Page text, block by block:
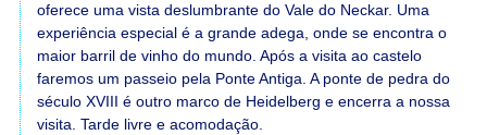
oferece uma vista deslumbrante do Vale do Neckar. Uma
experiência especial é a grande adega, onde se encontra o
maior barril de vinho do mundo. Após a visita ao castelo
faremos um passeio pela Ponte Antiga. A ponte de pedra do
século XVIII é outro marco de Heidelberg e encerra a nossa
visita. Tarde livre e acomodação.